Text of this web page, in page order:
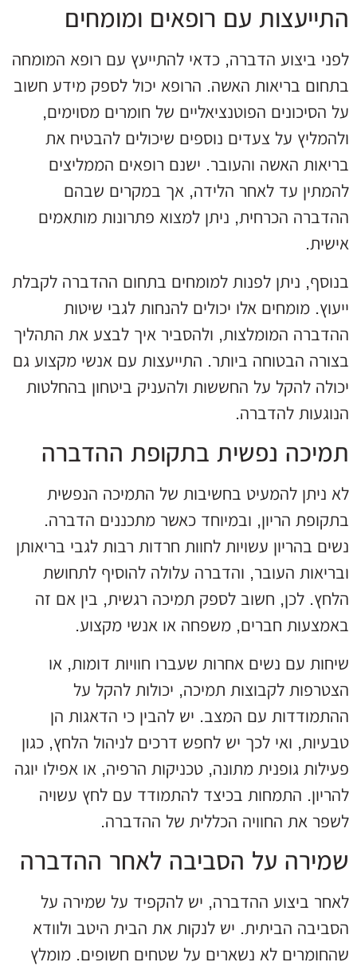
התייעצות עם רופאים ומומחים
לפני ביצוע הדברה, כדאי להתייעץ עם רופא המומחה
בתחום בריאות האשה. הרופא יכול לספק מידע חשוב
על הסיכונים הפוטנציאליים של חומרים מסוימים,
ולהמליץ על צעדים נוספים שיכולים להבטיח את
בריאות האשה והעובר. ישנם רופאים הממליצים
להמתין עד לאחר הלידה, אך במקרים שבהם
ההדברה הכרחית, ניתן למצוא פתרונות מותאמים
אישית.
בנוסף, ניתן לפנות למומחים בתחום ההדברה לקבלת
ייעוץ. מומחים אלו יכולים להנחות לגבי שיטות
ההדברה המומלצות, ולהסביר איך לבצע את התהליך
בצורה הבטוחה ביותר. התייעצות עם אנשי מקצוע גם
יכולה להקל על החששות ולהעניק ביטחון בהחלטות
הנוגעות להדברה.
תמיכה נפשית בתקופת ההדברה
לא ניתן להמעיט בחשיבות של התמיכה הנפשית
בתקופת הריון, ובמיוחד כאשר מתכננים הדברה.
נשים בהריון עשויות לחוות חרדות רבות לגבי בריאותן
ובריאות העובר, והדברה עלולה להוסיף לתחושת
הלחץ. לכן, חשוב לספק תמיכה רגשית, בין אם זה
באמצעות חברים, משפחה או אנשי מקצוע.
שיחות עם נשים אחרות שעברו חוויות דומות, או
הצטרפות לקבוצות תמיכה, יכולות להקל על
ההתמודדות עם המצב. יש להבין כי הדאגות הן
טבעיות, ואי לכך יש לחפש דרכים לניהול הלחץ, כגון
פעילות גופנית מתונה, טכניקות הרפיה, או אפילו יוגה
להריון. התמחות בכיצד להתמודד עם לחץ עשויה
לשפר את החוויה הכללית של ההדברה.
שמירה על הסביבה לאחר ההדברה
לאחר ביצוע ההדברה, יש להקפיד על שמירה על
הסביבה הביתית. יש לנקות את הבית היטב ולוודא
שהחומרים לא נשארים על שטחים חשופים. מומלץ